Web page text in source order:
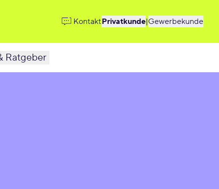
KontaktPrivatkunde|Gewerbekunde
Ratgeber